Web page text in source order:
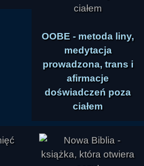
OOBE - metoda liny,
medytacja
prowadzona, trans i
afirmacje
doświadczeń poza
ciałem